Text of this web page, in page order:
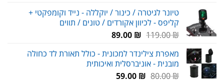
היה:
90.00 ₪.
הוא:
79.00 ₪.
טיונר לגיטרה / כינור / יוקללה - נייד וקומפקטי +
קליפס - לכיוון אקורדים / טונים / תווים
119.00₪
המחיר
היה:
119.00 ₪.
89.00 ₪
המחיר
הוא:
89.00 ₪.
מאפרת צילינדר למכונית - כולל תאורת לד כחולה
מובנית - אוניברסלית ואיכותית
80.00₪
המחיר59.00 ₪
המחיר